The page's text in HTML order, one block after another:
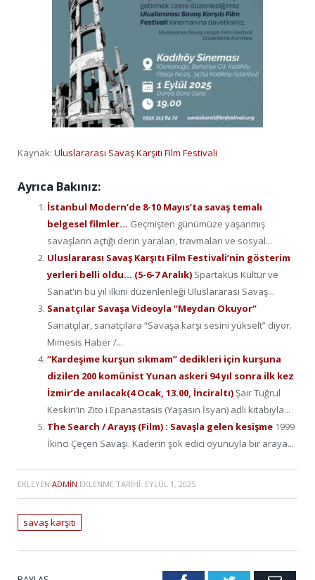
Kaynak: Uluslararası Savaş Karşıtı Film Festivali
Ayrıca Bakınız:
İstanbul Modern’de 8-10 Mayıs’ta savaş temalı
belgesel filmler… Geçmişten günümüze yaşanmış
savaşların açtığı derin yaraları, travmaları ve sosyal...
Uluslararası Savaş Karşıtı Film Festivali’nin gösterim
yerleri belli oldu… (5-6-7 Aralık) Spartaküs Kültür ve
Sanat'ın bu yıl ilkini düzenlenleği Uluslararası Savaş...
Sanatçılar Savaşa Videoyla “Meydan Okuyor”
Sanatçılar, sanatçılara “Savaşa karşı sesini yükselt” diyor.
Mimesis Haber /...
“Kardeşime kurşun sıkmam” dedikleri için kurşuna
dizilen 200 komünist Yunan askeri 94 yıl sonra ilk kez
İzmir’de anılacak(4 Ocak, 13.00, İnciraltı)Şair Tuğrul
Keskin’in Zito i Epanastasis (Yaşasın İsyan) adlı kitabıyla...
The Search / Arayış (Film) : Savaşla gelen kesişme 1999
İkinci Çeçen Savaşı. Kaderin şok edici oyunuyla bir araya...
EKLEYEN ADMIN EKLENME TARIHI: EYLÜL 1, 2025
savaş karşıtı